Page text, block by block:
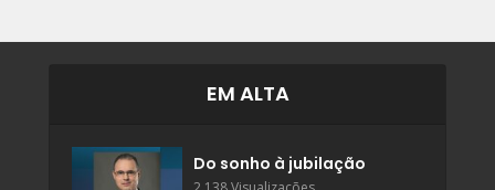
EM ALTA
Do sonho à jubilação